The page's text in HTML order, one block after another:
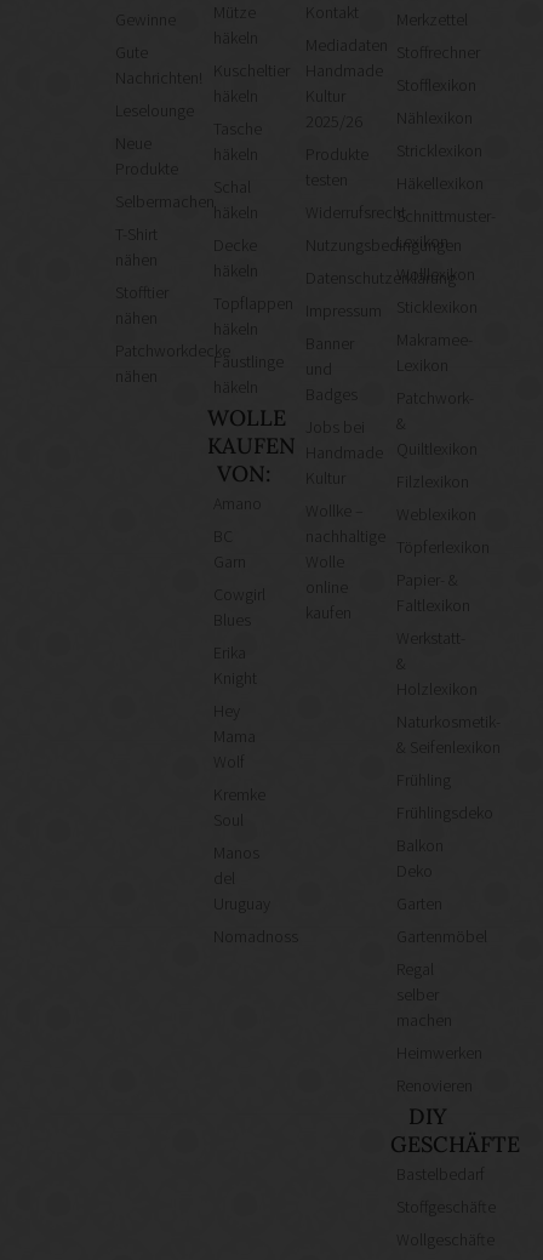
Gute
Nachrichten!
Leselounge
Neue
Produkte
Selbermachen
T-Shirt
Stofftier
Patchworkdecke
Mütze
häkeln
Kuscheltier
Tasche
häkeln
häkeln
Topflappen
häkeln
Fäustlinge
häkeln
WOLLE
KAUFEN
VON:
Cowgirl
Knight
Mama
Wolf
Kremke
Manos
Uruguay
Nomadnoss
Kontakt
Mediadaten
Kultur
2025/26
Produkte
testen
Widerrufsrecht
Nutzungsbedingungen
Datenschutzerklärung
Kultur
Wollke –
nachhaltige
kaufen
Merkzettel
Stoffrechner
Stofflexikon
Nählexikon
Stricklexikon
Häkellexikon
Schnittmuster-
Lexikon
Wolllexikon
Sticklexikon
Makramee-
Lexikon
Patchwork-
&
Quiltlexikon
Filzlexikon
Weblexikon
Töpferlexikon
Papier- &
Faltlexikon
Werkstatt-
&
Holzlexikon
Naturkosmetik-
& Seifenlexikon
Frühling
Frühlingsdeko
Deko
Garten
Gartenmöbel
Regal
Heimwerken
DIY
GESCHÄFTE
Bastelbedarf
Stoffgeschäfte
Wollgeschäfte